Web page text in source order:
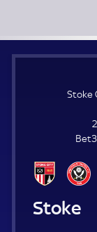
Stoke
Stoke